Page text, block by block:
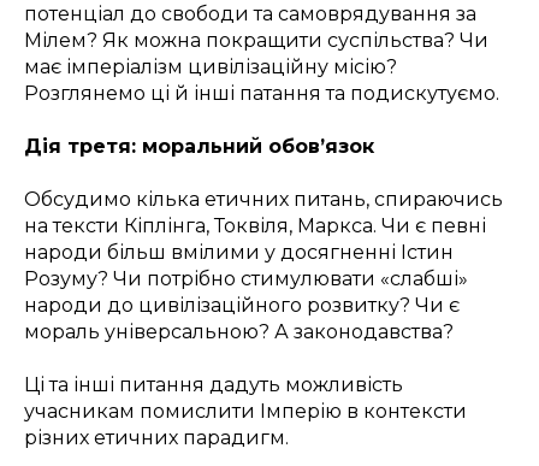
потенціал до свободи та самоврядування за
Мілем? Як можна покращити суспільства? Чи
має імперіалізм цивілізаційну місію?
Розглянемо ці й інші патання та подискутуємо.
Дія третя: моральний обов’язок
Обсудимо кілька етичних питань, спираючись
на тексти Кіплінга, Токвіля, Маркса. Чи є певні
народи більш вмілими у досягненні Істин
Розуму? Чи потрібно стимулювати «слабші»
народи до цивілізаційного розвитку? Чи є
мораль універсальною? А законодавства?
Ці та інші питання дадуть можливість
учасникам помислити Імперію в контексти
різних етичних парадигм.